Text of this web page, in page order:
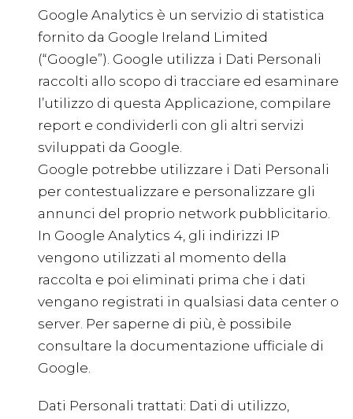
Google Analytics è un servizio di statistica
fornito da Google Ireland Limited
(“Google”). Google utilizza i Dati Personali
raccolti allo scopo di tracciare ed esaminare
l’utilizzo di questa Applicazione, compilare
report e condividerli con gli altri servizi
sviluppati da Google.
Google potrebbe utilizzare i Dati Personali
per contestualizzare e personalizzare gli
annunci del proprio network pubblicitario.
In Google Analytics 4, gli indirizzi IP
vengono utilizzati al momento della
raccolta e poi eliminati prima che i dati
vengano registrati in qualsiasi data center o
server. Per saperne di più, è possibile
consultare la documentazione ufficiale di
Google.
Dati Personali trattati: Dati di utilizzo,